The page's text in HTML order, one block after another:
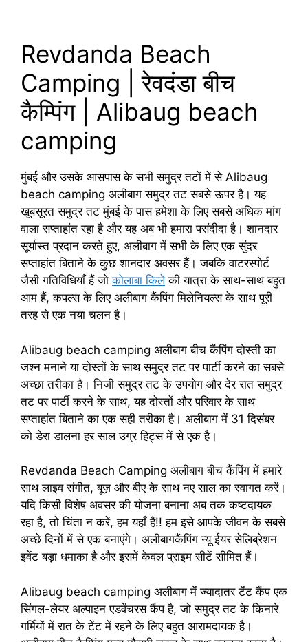
Revdanda Beach
Camping | रेवदंडा बीच
कैम्पिंग | Alibaug beach
camping
मुंबई और उसके आसपास के सभी समुद्र तटों में से Alibaug
beach camping अलीबाग समुद्र तट सबसे ऊपर है। यह
खूबसूरत समुद्र तट मुंबई के पास हमेशा के लिए सबसे अधिक मांग
वाला सप्ताहांत रहा है और यह अब भी हमारा पसंदीदा है। शानदार
सूर्यास्त प्रदान करते हुए, अलीबाग में सभी के लिए एक सुंदर
सप्ताहांत बिताने के कुछ शानदार अवसर हैं। जबकि वाटरस्पोर्ट
जैसी गतिविधियाँ हैं जोकोलाबा किलेकी यात्रा के साथ-साथ बहुत
आम हैं, कपल्स के लिए अलीबाग कैंपिंग मिलेनियल्स के साथ पूरी
तरह से एक नया चलन है।
Alibaug beach camping अलीबाग बीच कैंपिंग दोस्ती का
जश्न मनाने या दोस्तों के साथ समुद्र तट पर पार्टी करने का सबसे
अच्छा तरीका है। निजी समुद्र तट के उपयोग और देर रात समुद्र
तट पर पार्टी करने के साथ, यह दोस्तों और परिवार के साथ
सप्ताहांत बिताने का एक सही तरीका है। अलीबाग में 31 दिसंबर
को डेरा डालना हर साल उग्र हिट्स में से एक है।
Revdanda Beach Camping अलीबाग बीच कैंपिंग में हमारे
साथ लाइव संगीत, बूज़ और बीए के साथ नए साल का स्वागत करें।
यदि किसी विशेष अवसर की योजना बनाना अब तक कष्टदायक
रहा है, तो चिंता न करें, हम यहाँ हैं!! हम इसे आपके जीवन के सबसे
अच्छे दिनों में से एक बनाएंगे। अलीबागकैंपिंग न्यू ईयर सेलिब्रेशन
इवेंट बड़ा धमाका है और इसमें केवल प्राइम सीटें सीमित हैं।
Alibaug beach camping अलीबाग में ज्यादातर टेंट कैंप एक
सिंगल-लेयर अल्पाइन एडवेंचरस कैंप है, जो समुद्र तट के किनारे
गर्मियों में रात के टेंट में रहने के लिए बहुत आरामदायक है।